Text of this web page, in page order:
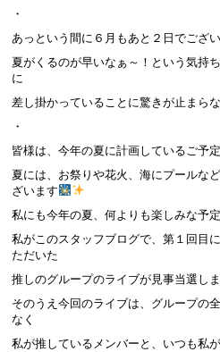
・
あっという間に６月もあと２日でござ
夏がくるのが早いなぁ～！という気持
に
差し掛かっていることに驚きが止まら
・
皆様は、今年の夏に計画しているご予
夏には、お祭りや花火、海にプールな
ざいます
私にも今年の夏、何よりも楽しみな予
私がこのスタッフブログで、第１回目
ただいた
推しのグループのライブが見事当選し
そのうえ今回のライブは、グループの
なく
私が推しているメンバーと、いつも私